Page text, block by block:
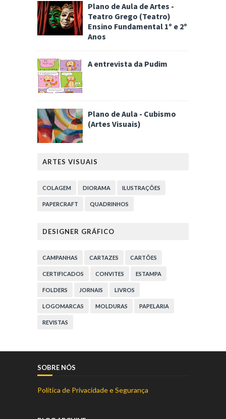
Plano de Aula de Artes -
Teatro Grego (Teatro)
Ensino Fundamental 1º e 2º
Anos
A entrevista da Pudim
Plano de Aula - Cubismo
(Artes Visuais)
ARTES VISUAIS
COLAGEM DIORAMA ILUSTRAÇÕES
PAPERCRAFT QUADRINHOS
DESIGNER GRÁFICO
CAMPANHAS CARTAZES CARTÕES
CERTIFICADOS CONVITES ESTAMPA
FOLDERS JORNAIS LIVROS
LOGOMARCAS MOLDURAS PAPELARIA
REVISTAS
SOBRE NÓS
Política de Privacidade e Segurança